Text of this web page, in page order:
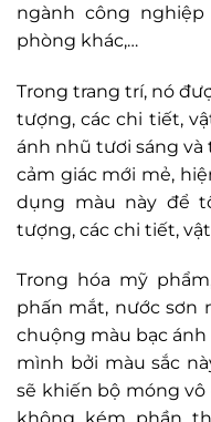
ngành công
phòng khác,…
Trong trang trí, nó
tượng, các chi tiết,
ánh nhũ tươi sáng
cảm giác mới mẻ,
dụng màu này để
tượng, các chi tiết,
Trong hóa mỹ
phấn mắt, nước sơn
chuộng màu bạc
mình bởi màu sắc
sẽ khiến bộ móng